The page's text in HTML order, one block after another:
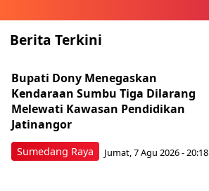
Berita Terkini
Sumedang Raya
Bupati Dony Menegaskan
Kendaraan Sumbu Tiga Dilarang
Melewati Kawasan Pendidikan
Jatinangor
Jumat, 7 Agu 2026 - 20:18